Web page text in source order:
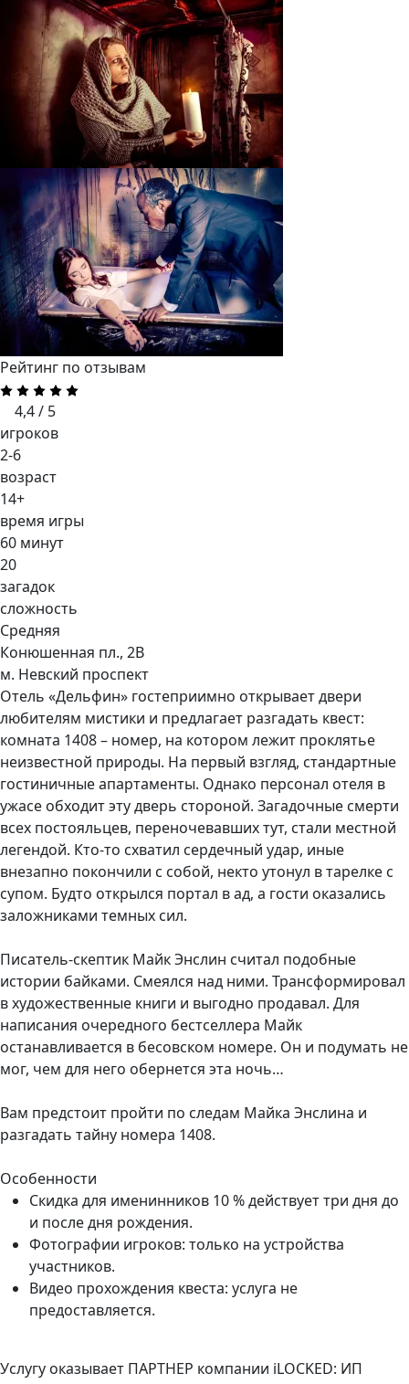
Рейтинг по отзывам
4,4 / 5
игроков
2-6
возраст
14+
время игры
60 минут
20
загадок
сложность
Средняя
Конюшенная пл., 2B
м. Невский проспект
Отель «Дельфин» гостеприимно открывает двери
любителям мистики и предлагает разгадать квест:
комната 1408 – номер, на котором лежит проклятье
неизвестной природы. На первый взгляд, стандартные
гостиничные апартаменты. Однако персонал отеля в
ужасе обходит эту дверь стороной. Загадочные смерти
всех постояльцев, переночевавших тут, стали местной
легендой. Кто-то схватил сердечный удар, иные
внезапно покончили с собой, некто утонул в тарелке с
супом. Будто открылся портал в ад, а гости оказались
заложниками темных сил.
Писатель-скептик Майк Энслин считал подобные
истории байками. Смеялся над ними. Трансформировал
в художественные книги и выгодно продавал. Для
написания очередного бестселлера Майк
останавливается в бесовском номере. Он и подумать не
мог, чем для него обернется эта ночь…
Вам предстоит пройти по следам Майка Энслина и
разгадать тайну номера 1408.
Особенности
Скидка для именинников 10 % действует три дня до
и после дня рождения.
Фотографии игроков: только на устройства
участников.
Видео прохождения квеста: услуга не
предоставляется.
Услугу оказывает ПАРТНЕР компании iLOCKED: ИП